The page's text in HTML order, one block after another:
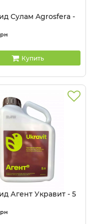
Сулам Agrosfera -
Купить
Агент Укравит - 5